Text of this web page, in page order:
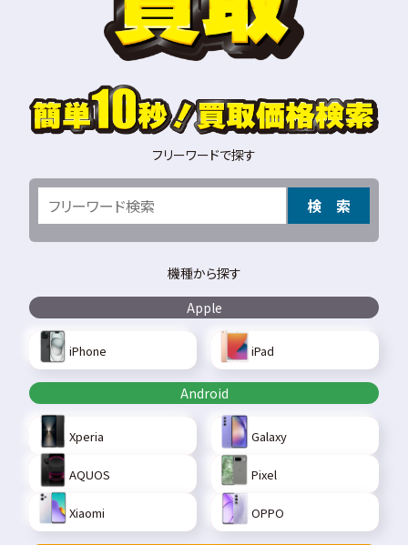
フリーワードで探す
検 索
機種から探す
Apple
iPhone iPad
Android
Xperia Galaxy
AQUOS Pixel
Xiaomi OPPO